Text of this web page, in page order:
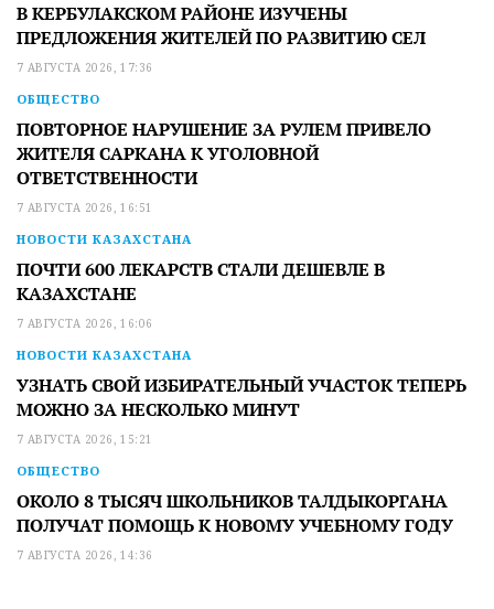
В КЕРБУЛАКСКОМ РАЙОНЕ ИЗУЧЕНЫ
ПРЕДЛОЖЕНИЯ ЖИТЕЛЕЙ ПО РАЗВИТИЮ СЕЛ
7 АВГУСТА 2026, 17:36
ОБЩЕСТВО
ПОВТОРНОЕ НАРУШЕНИЕ ЗА РУЛЕМ ПРИВЕЛО
ЖИТЕЛЯ САРКАНА К УГОЛОВНОЙ
ОТВЕТСТВЕННОСТИ
7 АВГУСТА 2026, 16:51
НОВОСТИ КАЗАХСТАНА
ПОЧТИ 600 ЛЕКАРСТВ СТАЛИ ДЕШЕВЛЕ В
КАЗАХСТАНЕ
7 АВГУСТА 2026, 16:06
НОВОСТИ КАЗАХСТАНА
УЗНАТЬ СВОЙ ИЗБИРАТЕЛЬНЫЙ УЧАСТОК ТЕПЕРЬ
МОЖНО ЗА НЕСКОЛЬКО МИНУТ
7 АВГУСТА 2026, 15:21
ОБЩЕСТВО
ОКОЛО 8 ТЫСЯЧ ШКОЛЬНИКОВ ТАЛДЫКОРГАНА
ПОЛУЧАТ ПОМОЩЬ К НОВОМУ УЧЕБНОМУ ГОДУ
7 АВГУСТА 2026, 14:36